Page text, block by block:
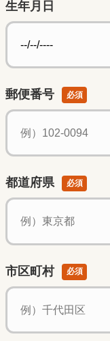
生年月日
郵便番号 必須
都道府県 必須
市区町村 必須